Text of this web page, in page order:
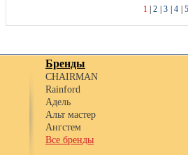
1 |2 |3 |4 |
Бренды
CHAIRMAN
Rainford
Адель
Альт мастер
Ангстем
Все бренды